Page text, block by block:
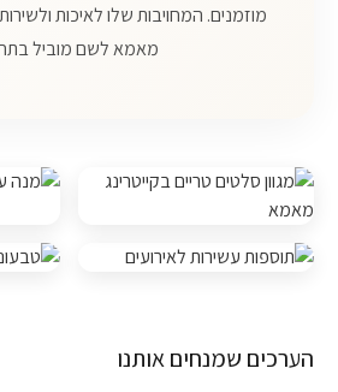
מוזמנים. המחויבות שלו לאיכות
מאמא לשם מוביל
הערכים שמנחים אותנו